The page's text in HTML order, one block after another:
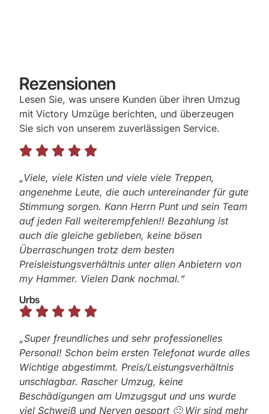
Rezensionen
Lesen Sie, was unsere Kunden über ihren Umzug
mit Victory Umzüge berichten, und überzeugen
Sie sich von unserem zuverlässigen Service.
„Viele, viele Kisten und viele viele Treppen,
angenehme Leute, die auch untereinander für gute
Stimmung sorgen. Kann Herrn Punt und sein Team
auf jeden Fall weiterempfehlen!! Bezahlung ist
auch die gleiche geblieben, keine bösen
Überraschungen trotz dem besten
Preisleistungsverhältnis unter allen Anbietern von
my Hammer. Vielen Dank nochmal.“
Urbs
„Super freundliches und sehr professionelles
Personal! Schon beim ersten Telefonat wurde alles
Wichtige abgestimmt. Preis/Leistungsverhältnis
unschlagbar. Rascher Umzug, keine
Beschädigungen am Umzugsgut und uns wurde
viel Schweiß und Nerven gespart 🙂 Wir sind mehr